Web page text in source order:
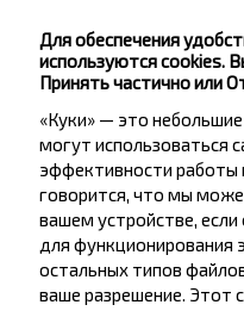
Могилёв
Популярные
Минск
Минск
Витебск
Для обеспечения
используются cookies.
Принять частично или
«Куки» — это
могут использоваться
эффективности работы
говорится, что мы
вашем устройстве,
для функционирования
остальных типов
ваше разрешение. Этот